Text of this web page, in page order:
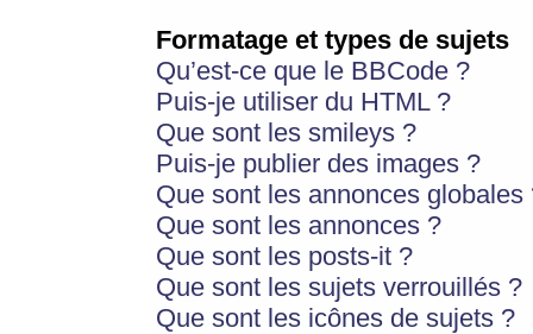
Formatage et types de sujets
Qu’est-ce que le BBCode ?
Puis-je utiliser du HTML ?
Que sont les smileys ?
Puis-je publier des images ?
Que sont les annonces globales
Que sont les annonces ?
Que sont les posts-it ?
Que sont les sujets verrouillés ?
Que sont les icônes de sujets ?